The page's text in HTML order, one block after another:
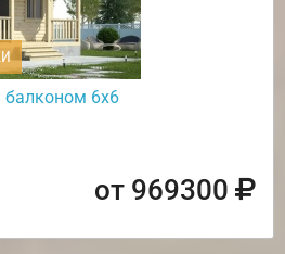
6х6
от 969300